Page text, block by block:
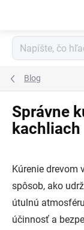
Blog
Správne
kachliach
Kúrenie drevom
spôsob, ako
útulnú
účinnosť a